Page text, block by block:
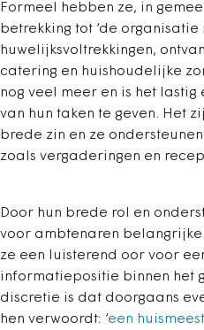
Formeel hebben ze, in
betrekking tot ‘de
huwelijksvoltrekkingen,
catering en huishoudelijke
nog veel meer en is het
van hun taken te geven. Het
brede zin en ze
zoals vergaderingen en
Door hun brede rol en
voor ambtenaren
ze een luisterend oor voor
informatiepositie binnen het
discretie is dat doorgaans
hen verwoordt: ‘een